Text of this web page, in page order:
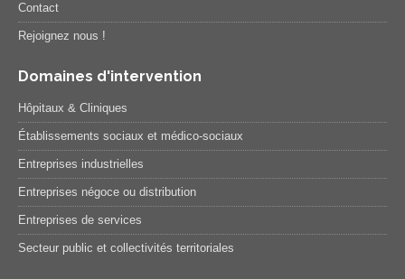
Contact
Rejoignez nous !
Domaines d'intervention
Hôpitaux & Cliniques
Établissements sociaux et médico-sociaux
Entreprises industrielles
Entreprises négoce ou distribution
Entreprises de services
Secteur public et collectivités territoriales